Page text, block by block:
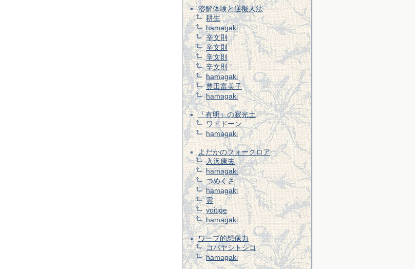
溶解体験と逆擬人法
耕生
hamagaki
辛文則
辛文則
辛文則
辛文則
hamagaki
豊田富美子
hamagaki
「有明」の寂光土
ワドドーン
hamagaki
よだかのフォークロア
入沢康夫
hamagaki
つめくさ
hamagaki
雲
yoitige
hamagaki
ワープ的想像力
コバヤシトシコ
hamagaki